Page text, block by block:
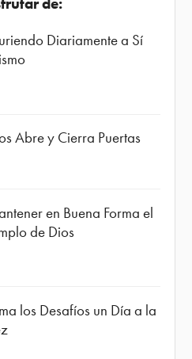
Diariamente a Sí
Abre y Cierra Puertas
en Buena Forma el
de Dios
los Desafíos un Día a la